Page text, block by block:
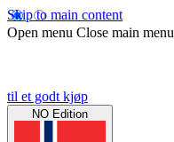
Skip to main content
Open menu Close main menu
til et godt kjøp
NO Edition